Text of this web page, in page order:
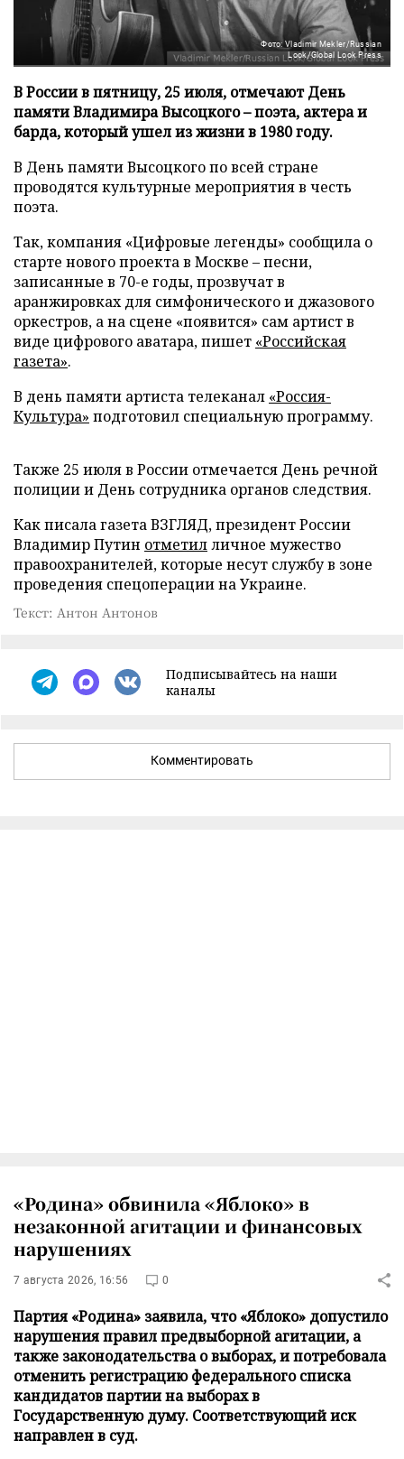
Фото: Vladimir Mekler/Russian
Look/Global Look Press
В России в пятницу, 25 июля, отмечают День
памяти Владимира Высоцкого – поэта, актера и
барда, который ушел из жизни в 1980 году.
В День памяти Высоцкого по всей стране
проводятся культурные мероприятия в честь
поэта.
Так, компания «Цифровые легенды» сообщила о
старте нового проекта в Москве – песни,
записанные в 70-е годы, прозвучат в
аранжировках для симфонического и джазового
оркестров, а на сцене «появится» сам артист в
виде цифрового аватара, пишет «Российская
газета».
В день памяти артиста телеканал «Россия-
Культура» подготовил специальную программу.
Также 25 июля в России отмечается День речной
полиции и День сотрудника органов следствия.
Как писала газета ВЗГЛЯД, президент России
Владимир Путин отметилличное мужество
правоохранителей, которые несут службу в зоне
проведения спецоперации на Украине.
Текст: Антон Антонов
Подписывайтесь на наши
каналы
Комментировать
«Родина» обвинила «Яблоко» в
незаконной агитации и финансовых
нарушениях
7 августа 2026, 16:56 0
Партия «Родина» заявила, что «Яблоко» допустило
нарушения правил предвыборной агитации, а
также законодательства о выборах, и потребовала
отменить регистрацию федерального списка
кандидатов партии на выборах в
Государственную думу. Соответствующий иск
направлен в суд.